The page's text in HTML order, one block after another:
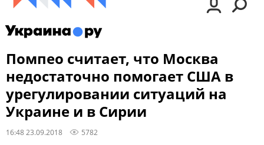
Помпео считает, что Москва
недостаточно помогает США в
урегулировании ситуаций на
Украине и в Сирии
16:48 23.09.2018 5782